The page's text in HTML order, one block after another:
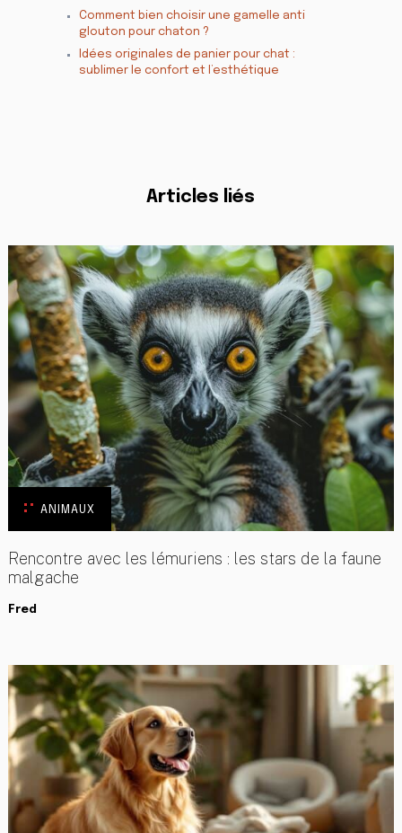
Comment bien choisir une gamelle anti
glouton pour chaton ?
Idées originales de panier pour chat :
sublimer le confort et l’esthétique
Articles liés
ANIMAUX
Rencontre avec les lémuriens : les stars de la faune
malgache
Fred